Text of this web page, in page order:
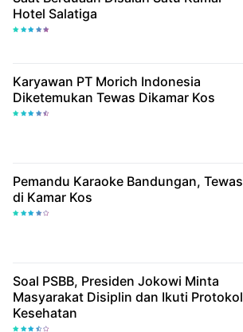
Hotel Salatiga
Karyawan PT Morich Indonesia
Diketemukan Tewas Dikamar Kos
Pemandu Karaoke Bandungan, Tewas
di Kamar Kos
Soal PSBB, Presiden Jokowi Minta
Masyarakat Disiplin dan Ikuti Protokol
Kesehatan